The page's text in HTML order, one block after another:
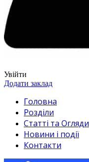
Увійти
Додати заклад
Головна
Розділи
Статті та Огляди
Новини і події
Контакти